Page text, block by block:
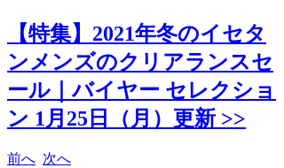
【特集】2021年冬のイセタ
ンメンズのクリアランスセ
ール｜バイヤー セレクショ
ン 1月25日（月）更新 >>
前へ 次へ